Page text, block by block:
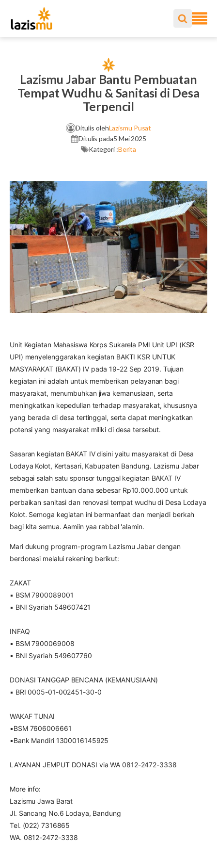
Lazismu Jabar Bantu Pembuatan
Tempat Wudhu & Sanitasi di Desa
Terpencil
Ditulis olehLazismu Pusat
Ditulis pada5 Mei 2025
Kategori :Berita
Unit Kegiatan Mahasiswa Korps Sukarela PMI Unit UPI (KSR
UPI) menyelenggarakan kegiatan BAKTI KSR UNTUK
MASYARAKAT (BAKAT) IV pada 19-22 Sep 2019. Tujuan
kegiatan ini adalah untuk memberikan pelayanan bagi
masyarakat, menumbuhkan jiwa kemanusiaan, serta
meningkatkan kepedulian terhadap masyarakat, khususnya
yang berada di desa tertinggal, serta dapat meningkatkan
potensi yang masyarakat miliki di desa tersebut.
Sasaran kegiatan BAKAT IV disini yaitu masyarakat di Desa
Lodaya Kolot, Kertasari, Kabupaten Bandung. Lazismu Jabar
sebagai salah satu sponsor tunggal kegiatan BAKAT IV
memberikan bantuan dana sebesar Rp10.000.000 untuk
perbaikan sanitasi dan renovasi tempat wudhu di Desa Lodaya
Kolot. Semoga kegiatan ini bermanfaat dan menjadi berkah
bagi kita semua. Aamiin yaa rabbal 'alamin.
Mari dukung program-program Lazismu Jabar dengan
berdonasi melalui rekening berikut:
ZAKAT
▪ BSM 7900089001
▪ BNI Syariah 549607421
INFAQ
▪ BSM 7900069008
▪ BNI Syariah 549607760
DONASI TANGGAP BENCANA (KEMANUSIAAN)
▪ BRI 0005-01-002451-30-0
WAKAF TUNAI
▪BSM 7606006661
▪Bank Mandiri 1300016145925
LAYANAN JEMPUT DONASI via WA 0812-2472-3338
More info:
Lazismu Jawa Barat
Jl. Sancang No.6 Lodaya, Bandung
Tel. (022) 7316865
WA. 0812-2472-3338